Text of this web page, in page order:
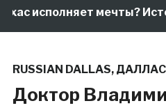
мечты? История
RUSSIAN DALLAS, ДАЛЛАС
Доктор